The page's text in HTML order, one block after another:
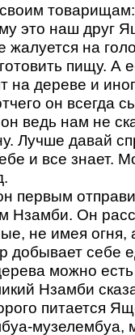
товарищам:
это наш друг
жалуется на
пищу. А
на дереве и
он всегда
ведь нам не
Лучше давай
и все знает.
первым
Нзамби. Он
не имея огня,
себе
можно
Нзамби
питается
музелембуа,